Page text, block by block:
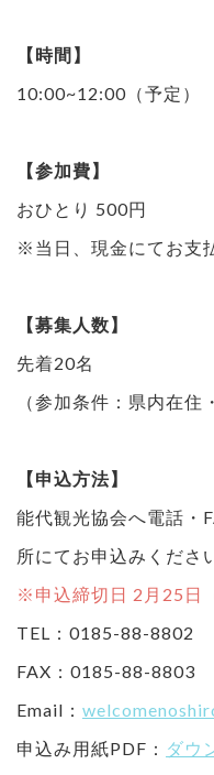
【時間】
10:00~12:00（予定）
【参加費】
おひとり 500円
※当日、現金にてお支
【募集人数】
先着20名
（参加条件：県内在住
【申込方法】
能代観光協会へ電話・
所にてお申込みくださ
※申込締切日 2月25日
TEL：0185-88-8802
FAX：0185-88-8803
Email：
申込み用紙PDF： ダウ